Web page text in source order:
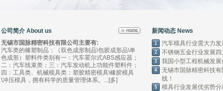
公司简介 About us
无锡市国脉精密科技有限公司主要有:
汽车类的橡塑制品：（双色成形制品\包胶成形品\单
色成形）塑料件类别有一：汽车霍尔式ABS感应器；
二：汽车线束类；三：汽车发动机上功能件塑料件；
四：工具类、机械模具类：塑胶精密模具\橡胶模具
\冲压模具，拥有科学的质量管理体系。
...[多]
新闻动态 News
汽车模具行业需大力发
不锈钢五金行业发展四
我国小型工程机械发展
无锡市国脉精密科技
线！
模具行业发展优劣势分